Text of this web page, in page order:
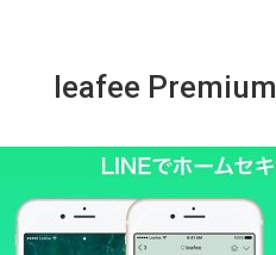
leafee Premium